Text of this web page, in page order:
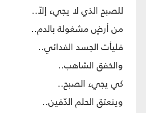
للصبح الذي لا يجيء إلاّ..
من أرضٍ مشغولة بالدم..
فليأت الجسد الفدائي..
والخفق الشاهب..
كي يجيء الصبح..
وينعتق الحلم الدّفين..